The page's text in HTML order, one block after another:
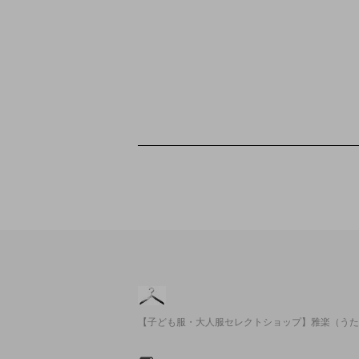
【子ども服・大人服セレクトショップ】雅楽（う